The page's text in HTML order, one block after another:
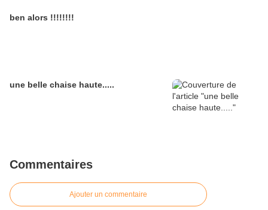
ben alors !!!!!!!!
une belle chaise haute.....
Commentaires
Ajouter un commentaire